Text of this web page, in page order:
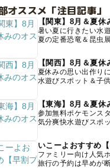
オススメ「注目記事」
【関東】8月＆夏休
暑い夏に行きたい水
夏の定番恐竜＆昆虫
【関西】8月＆夏休
夏休みの思い出作り
水遊びスポット＆子
【東海】8月＆夏休
参加無料ポケモンス
気分爽快水遊びスポ
いこーよおすすめ【
ファミリー向け人気
旅行の予約は早めが